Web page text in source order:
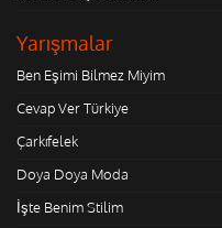
Yarışmalar
Ben Eşimi Bilmez Miyim
Cevap Ver Türkiye
Çarkıfelek
Doya Doya Moda
İşte Benim Stilim